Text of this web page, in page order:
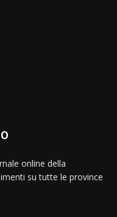
online della
su tutte le province